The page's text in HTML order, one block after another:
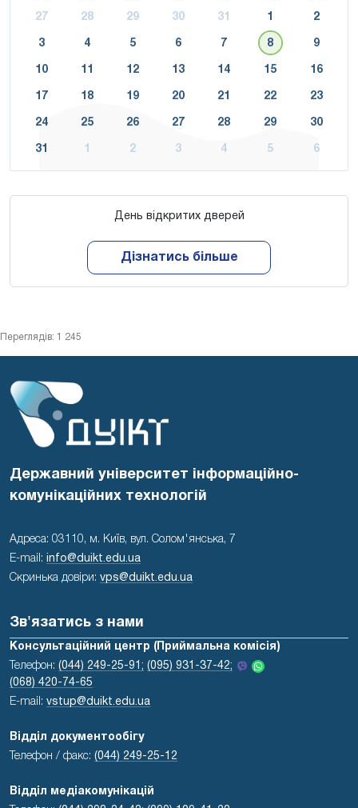
27 28 29 30 31 1 2
3 4 5 6 7 8 9
10 11 12 13 14 15 16
17 18 19 20 21 22 23
24 25 26 27 28 29 30
31 1 2 3 4 5 6
День відкритих дверей
Дізнатись більше
Переглядів: 1 245
Державний університет інформаційно-
комунікаційних технологій
Адреса: 03110, м. Київ, вул. Солом'янська, 7
E-mail:
info@duikt.edu.ua
Скринька довіри: vps@duikt.edu.ua
Зв'язатись з нами
Консультаційний центр (Приймальна комісія)
Телефон: (044) 249-25-91; (095) 931-37-42;
(068) 420-74-65
E-mail: vstup@duikt.edu.ua
Відділ документообігу
Телефон / факс: (044) 249-25-12
Відділ медіакомунікацій